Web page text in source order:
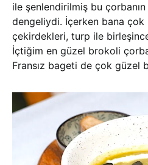
ile şenlendirilmiş bu
dengeliydi. İçerken bana çok
çekirdekleri, turp ile
İçtiğim en güzel brokoli
Fransız bageti de çok güzel